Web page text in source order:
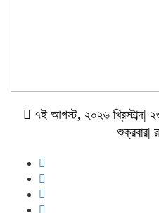
৭ই আগস্ট, ২০২৬ খ্রিস্টাব্দ|
শুক্রবার|